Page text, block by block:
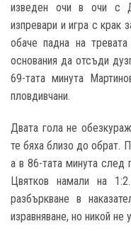
изведен очи в очи с
изпревари и игра с крак
обаче падна на
основания да отсъди
69-тата минута
пловдивчани.
Двата гола не
те бяха близо до обрат.
а в 86-тата минута след
Цвятков намали на
разбъркване в
изравняване, но никой